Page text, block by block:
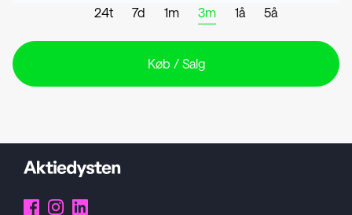
24t 7d 1m 3m 1å 5å
Køb / Salg